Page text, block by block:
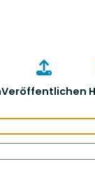
Veröffentlichen